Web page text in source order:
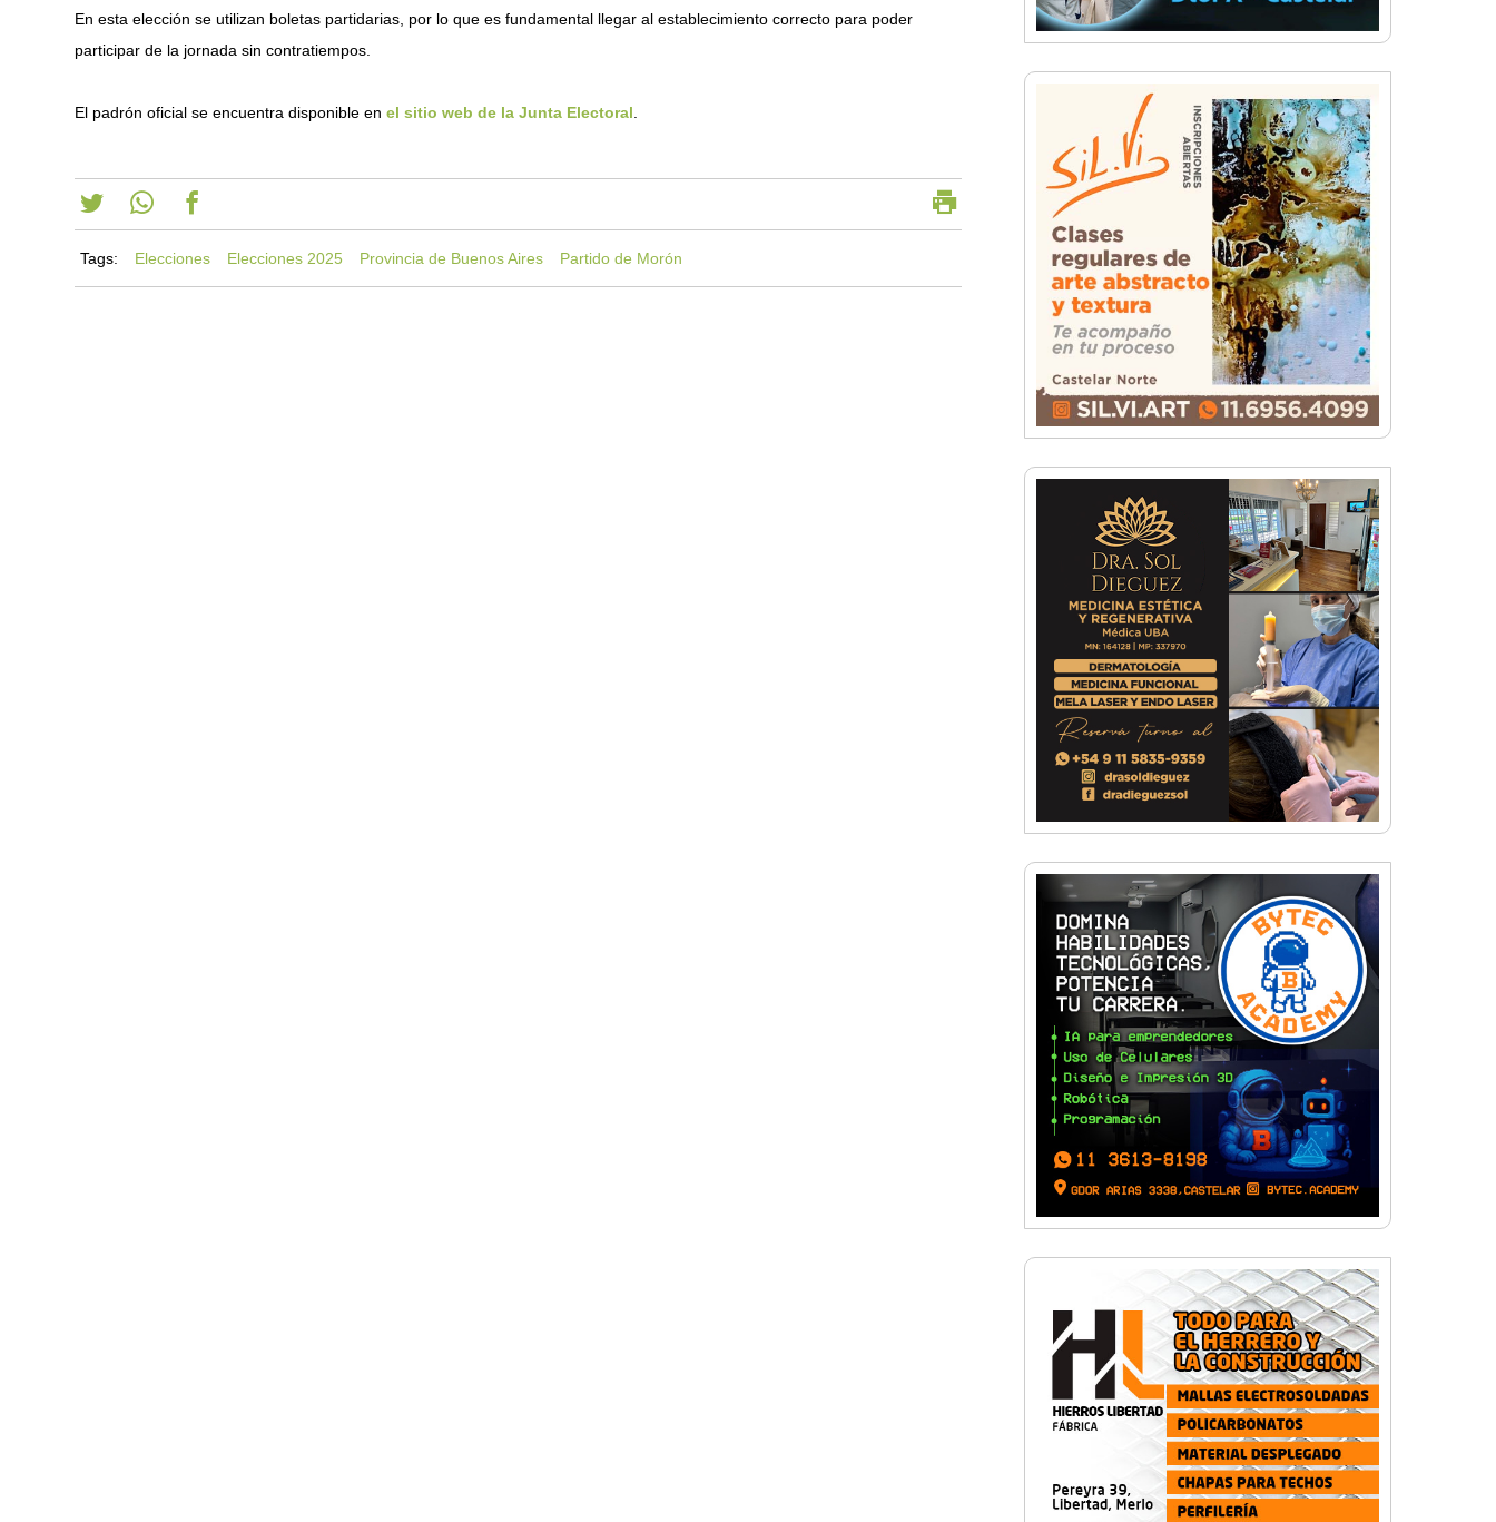
En esta elección se utilizan boletas partidarias, por lo que es fundamental llegar al establecimiento correcto para poder
participar de la jornada sin contratiempos.
El padrón oficial se encuentra disponible enel sitio web de la Junta Electoral.
Tags: Elecciones Elecciones 2025 Provincia de Buenos Aires Partido de Morón